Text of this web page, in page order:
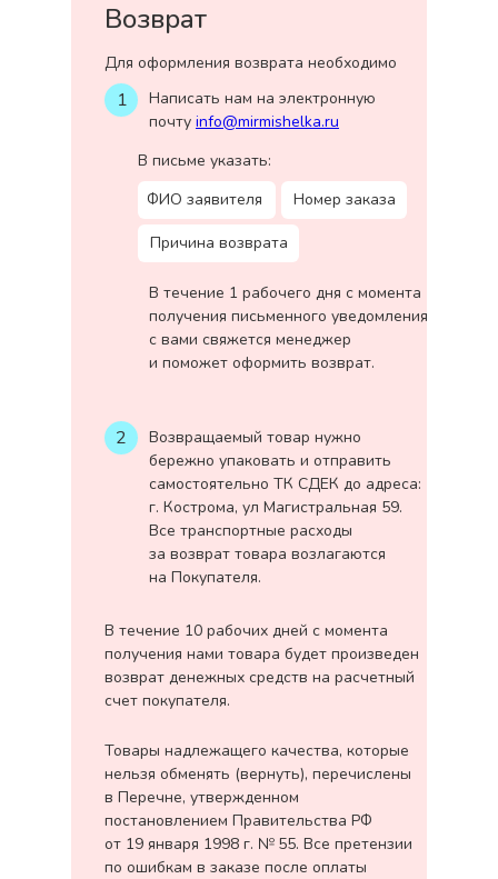
2
1
Номер заказа
Причина возврата
ФИО заявителя
Возвращаемый товар нужно
бережно упаковать и отправить
самостоятельно ТК СДЕК до адреса:
г. Кострома, ул Магистральная 59.
Все транспортные расходы
за возврат товара возлагаются
на Покупателя.
В течение 10 рабочих дней с момента
получения нами товара будет произведен
возврат денежных средств на расчетный
счет покупателя.
Возврат
Написать нам на электронную
почту info@mirmishelka.ru
Для оформления возврата необходимо
В письме указать:
Товары надлежащего качества, которые
нельзя обменять (вернуть), перечислены
в Перечне, утвержденном
постановлением Правительства РФ
от 19 января 1998 г. № 55. Все претензии
по ошибкам в заказе после оплаты
В течение 1 рабочего дня с момента
получения письменного уведомления
с вами свяжется менеджер
и поможет оформить возврат.